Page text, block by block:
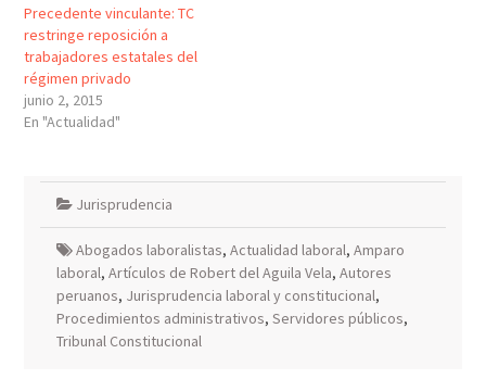
Precedente vinculante: TC
restringe reposición a
trabajadores estatales del
régimen privado
junio 2, 2015
En "Actualidad"
Jurisprudencia
Abogados laboralistas, Actualidad laboral, Amparo
laboral, Artículos de Robert del Aguila Vela, Autores
peruanos, Jurisprudencia laboral y constitucional,
Procedimientos administrativos, Servidores públicos,
Tribunal Constitucional